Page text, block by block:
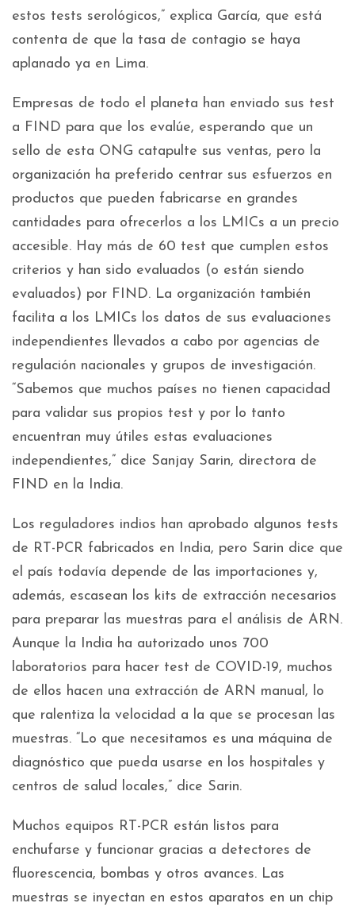
estos tests serológicos,” explica García, que está
contenta de que la tasa de contagio se haya
aplanado ya en Lima.
Empresas de todo el planeta han enviado sus test
a FIND para que los evalúe, esperando que un
sello de esta ONG catapulte sus ventas, pero la
organización ha preferido centrar sus esfuerzos en
productos que pueden fabricarse en grandes
cantidades para ofrecerlos a los LMICs a un precio
accesible. Hay más de 60 test que cumplen estos
criterios y han sido evaluados (o están siendo
evaluados) por FIND. La organización también
facilita a los LMICs los datos de sus evaluaciones
independientes llevados a cabo por agencias de
regulación nacionales y grupos de investigación.
“Sabemos que muchos países no tienen capacidad
para validar sus propios test y por lo tanto
encuentran muy útiles estas evaluaciones
independientes,” dice Sanjay Sarin, directora de
FIND en la India.
Los reguladores indios han aprobado algunos tests
de RT-PCR fabricados en India, pero Sarin dice que
el país todavía depende de las importaciones y,
además, escasean los kits de extracción necesarios
para preparar las muestras para el análisis de ARN.
Aunque la India ha autorizado unos 700
laboratorios para hacer test de COVID-19, muchos
de ellos hacen una extracción de ARN manual, lo
que ralentiza la velocidad a la que se procesan las
muestras. “Lo que necesitamos es una máquina de
diagnóstico que pueda usarse en los hospitales y
centros de salud locales,” dice Sarin.
Muchos equipos RT-PCR están listos para
enchufarse y funcionar gracias a detectores de
fluorescencia, bombas y otros avances. Las
muestras se inyectan en estos aparatos en un chip